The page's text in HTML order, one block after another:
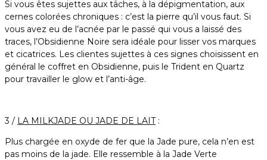
Si vous êtes sujettes aux tâches, à la dépigmentation, aux
cernes colorées chroniques : c’est la pierre qu’il vous faut. Si
vous avez eu de l’acnée par le passé qui vous a laissé des
traces, l’Obsidienne Noire sera idéale pour lisser vos marques
et cicatrices. Les clientes sujettes à ces signes choisissent en
général le coffret en Obsidienne, puis le Trident en Quartz
pour travailler le glow et l’anti-âge.
3 / LA MILKJADE OU JADE DE LAIT:
Plus chargée en oxyde de fer que la Jade pure, cela n’en est
pas moins de la jade. Elle ressemble à la Jade Verte